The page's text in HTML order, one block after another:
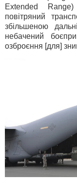
Extended
повітряний
збільшеною
небачений
озброєння [для]